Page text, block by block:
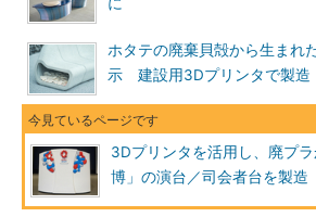
ホタテの廃棄貝殻から生まれ
示 建設用3Dプリンタで製造
3Dプリンタを活用し、廃プ
博」の演台／司会者台を製造